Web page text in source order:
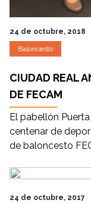
24 de octubre, 2018
Baloncesto
CIUDAD REAL
DE FECAM
El pabellón
centenar de
de baloncesto
24 de octubre, 2017